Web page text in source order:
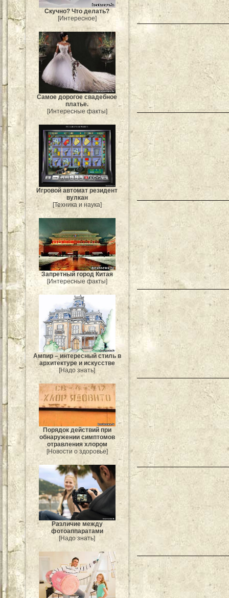
Скучно? Что делать?
[Интересное]
Самое дорогое свадебное
платье.
[Интересные факты]
Игровой автомат резидент
вулкан
[Техника и наука]
Запретный город Китая
[Интересные факты]
Ампир – интересный стиль в
архитектуре и искусстве
[Надо знать]
Порядок действий при
обнаружении симптомов
отравления хлором
[Новости о здоровье]
Различие между
фотоаппаратами
[Надо знать]